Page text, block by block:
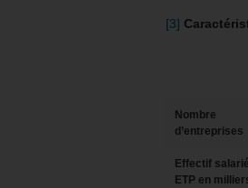
[3]
Nombre
d’entreprises
Effectif
ETP en